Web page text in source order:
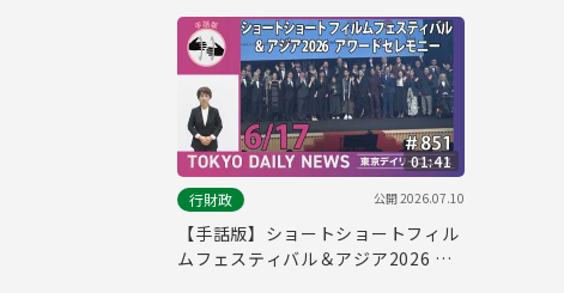
No.855）
01:41
行財政
公開2026.07.10
【手話版】ショートショートフィル
ムフェスティバル＆アジア2026 ア